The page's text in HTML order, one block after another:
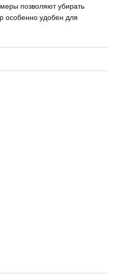
позволяют убирать
особенно удобен для